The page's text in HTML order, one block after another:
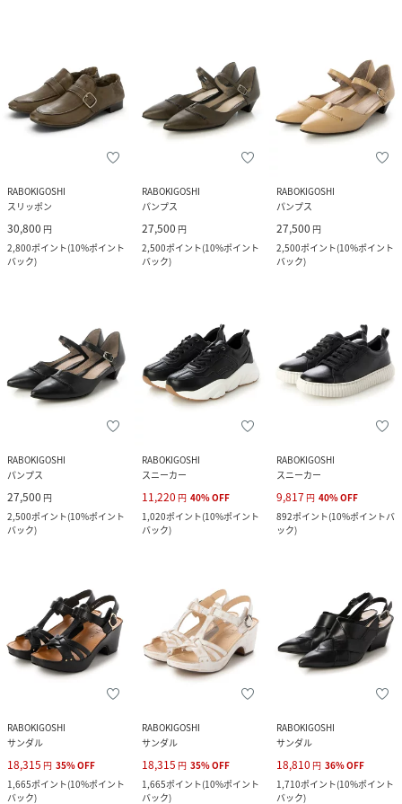
RABOKIGOSHI
スリッポン
30,800 円
2,800ポイント(10%ポイント
バック)
RABOKIGOSHI
パンプス
27,500 円
2,500ポイント(10%ポイント
バック)
RABOKIGOSHI
パンプス
27,500 円
2,500ポイント(10%ポイント
バック)
RABOKIGOSHI
パンプス
27,500 円
2,500ポイント(10%ポイント
バック)
RABOKIGOSHI
スニーカー
11,220 円 40%OFF
1,020ポイント(10%ポイント
バック)
RABOKIGOSHI
スニーカー
9,817 円 40%OFF
892ポイント(10%ポイントバ
ック)
RABOKIGOSHI
サンダル
18,315 円 35%OFF
1,665ポイント(10%ポイント
バック)
RABOKIGOSHI
サンダル
18,315 円 35%OFF
1,665ポイント(10%ポイント
バック)
RABOKIGOSHI
サンダル
18,810 円 36%OFF
1,710ポイント(10%ポイント
バック)